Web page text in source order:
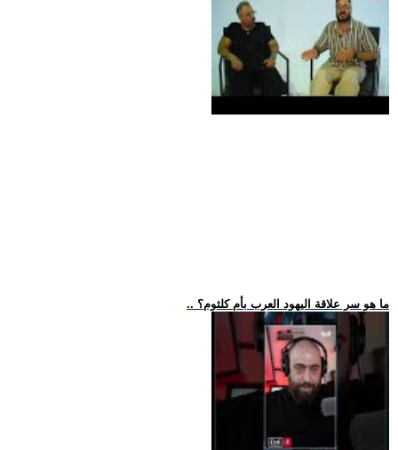
.. ما هو سر علاقة اليهود العرب بأم كلثوم؟